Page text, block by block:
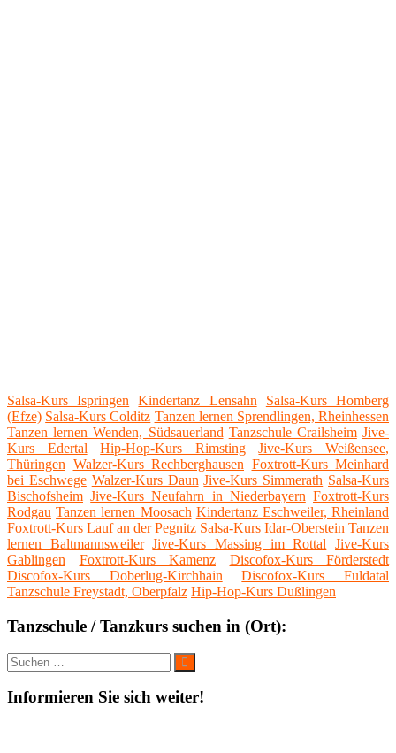
Salsa-Kurs Ispringen Kindertanz Lensahn
Salsa-Kurs Homberg
(Efze) Salsa-Kurs Colditz Tanzen lernen Sprendlingen, Rheinhessen
Tanzen lernen Wenden, Südsauerland Tanzschule Crailsheim Jive-
Kurs Edertal
Hip-Hop-Kurs Rimsting
Jive-Kurs Weißensee,
Thüringen Walzer-Kurs Rechberghausen Foxtrott-Kurs Meinhard
bei Eschwege Walzer-Kurs Daun Jive-Kurs Simmerath Salsa-Kurs
Bischofsheim Jive-Kurs Neufahrn in Niederbayern Foxtrott-Kurs
Rodgau Tanzen lernen Moosach Kindertanz Eschweiler, Rheinland
Foxtrott-Kurs Lauf an der Pegnitz Salsa-Kurs Idar-Oberstein Tanzen
lernen Baltmannsweiler Jive-Kurs Massing im Rottal
Jive-Kurs
Gablingen
Foxtrott-Kurs Kamenz
Discofox-Kurs Förderstedt
Discofox-Kurs Doberlug-Kirchhain
Discofox-Kurs Fuldatal
Tanzschule Freystadt, Oberpfalz Hip-Hop-Kurs Dußlingen
Tanzschule / Tanzkurs suchen in (Ort):
Suche
nach:
Suchen
Informieren Sie sich weiter!